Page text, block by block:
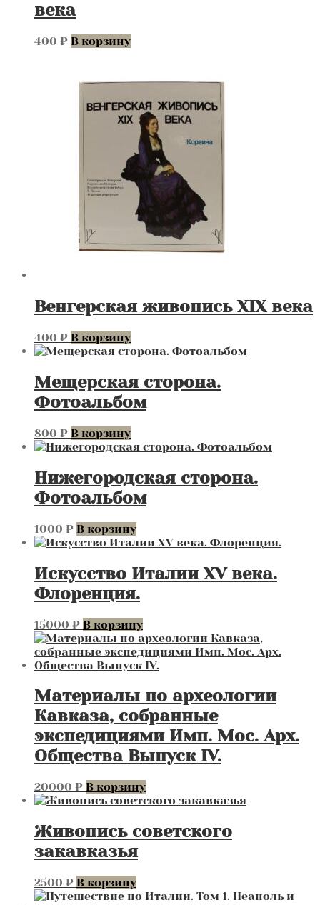
века
400 ₽ В корзину
Венгерская живопись XIX века
400 ₽ В корзину
Мещерская сторона.
Фотоальбом
800 ₽ В корзину
Нижегородская сторона.
Фотоальбом
1000 ₽ В корзину
Искусство Италии XV века.
Флоренция.
15000 ₽ В корзину
Материалы по археологии
Кавказа, собранные
экспедициями Имп. Мос. Арх.
Общества Выпуск IV.
20000 ₽ В корзину
Живопись советского
закавказья
2500 ₽ В корзину